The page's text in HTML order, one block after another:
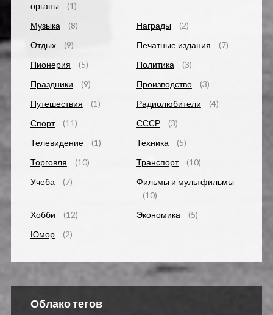
органы
(1)
Музыка (8) Награды
(2)
Отдых
(9) Печатные издания
(7)
Пионерия
(5) Политика
(3)
Праздники
(9) Производство
(3)
Путешествия
(1) Радиолюбители
(4)
Спорт
(11) СССР
(3)
Телевидение
(1) Техника
(5)
Торговля
(10) Транспорт
(10)
Учеба
(7)
Фильмы и мультфильмы
(10)
Хобби
(12) Экономика
(5)
Юмор
(2)
Облако тегов